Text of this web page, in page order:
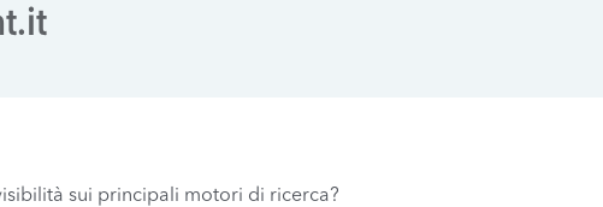
sui principali motori di ricerca?